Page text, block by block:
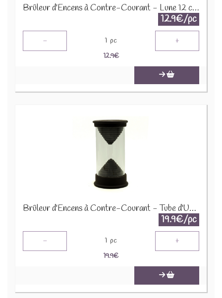
Brûleur d'Encens à Contre-Courant - Lune 12 cm 75678
12.9€/pc
- 1 pc +
12.9€
Brûleur d'Encens à Contre-Courant - Tube d'Unité - BackF-70
19.9€/pc
- 1 pc +
19.9€